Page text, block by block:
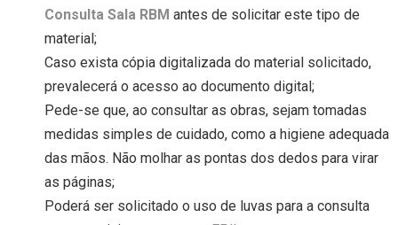
Consulta Sala RBM antes de solicitar este tipo de
material;
Caso exista cópia digitalizada do material solicitado,
prevalecerá o acesso ao documento digital;
Pede-se que, ao consultar as obras, sejam tomadas
medidas simples de cuidado, como a higiene adequada
das mãos. Não molhar as pontas dos dedos para virar
as páginas;
Poderá ser solicitado o uso de luvas para a consulta